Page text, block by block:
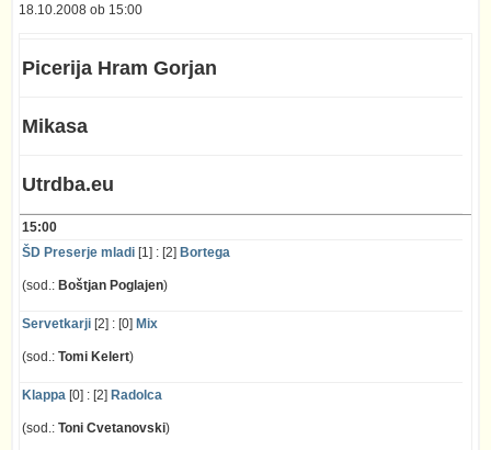
18.10.2008 ob 15:00
Picerija Hram Gorjan
Mikasa
Utrdba.eu
15:00
ŠD Preserje mladi [1] : [2] Bortega
(sod.: Boštjan Poglajen)
Servetkarji [2] : [0] Mix
(sod.: Tomi Kelert)
Klappa [0] : [2] Radolca
(sod.: Toni Cvetanovski)